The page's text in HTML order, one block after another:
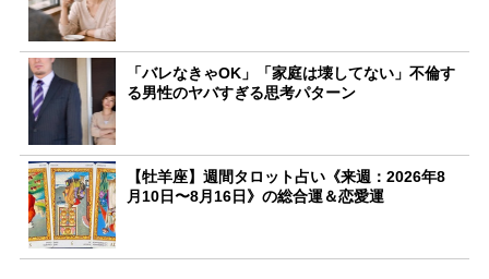
「バレなきゃOK」「家庭は壊してない」不倫す
る男性のヤバすぎる思考パターン
【牡羊座】週間タロット占い《来週：2026年8
月10日〜8月16日》の総合運＆恋愛運